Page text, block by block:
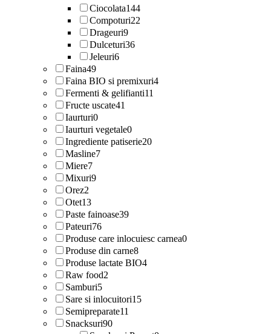
Ciocolata144
Compoturi22
Drageuri9
Dulceturi36
Jeleuri6
Faina49
Faina BIO si premixuri4
Fermenti & gelifianti11
Fructe uscate41
Iaurturi0
Iaurturi vegetale0
Ingrediente patiserie20
Masline7
Miere7
Mixuri9
Orez2
Otet13
Paste fainoase39
Pateuri76
Produse care inlocuiesc carnea0
Produse din carne8
Produse lactate BIO4
Raw food2
Samburi5
Sare si inlocuitori15
Semipreparate11
Snacksuri90